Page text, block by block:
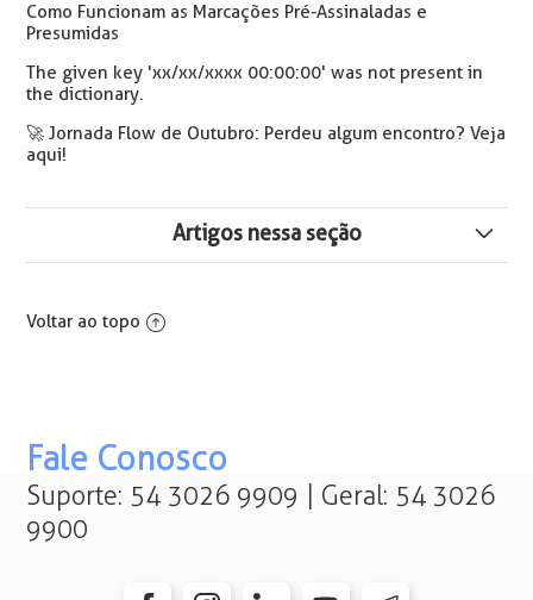
Como Funcionam as Marcações Pré-Assinaladas e
Presumidas
The given key 'xx/xx/xxxx 00:00:00' was not present in
the dictionary.
🚀 Jornada Flow de Outubro: Perdeu algum encontro? Veja
aqui!
Artigos nessa seção
ao contrato incorreto - Erros 1988 e 2009.
contrato é de preenchimento obrigatório
Erro ao excluir contrato: Esta informação não pode ser
excluída, pois está em uso no sistema (...)
FK_DISPENSADOSPTO_CONTR.
Voltar ao topo
Fale Conosco
Suporte: 54 3026 9909 | Geral: 54 3026
9900